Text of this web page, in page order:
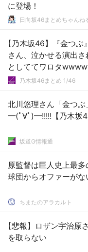
に登場！
日向坂46まとめちゃんね
【乃木坂46】『金つ
さん、泣かせる演出
としててワロタ
乃木坂46まとめ 1/46
北川悠理さん「金つ
━(ﾟ∀ﾟ)━!!!!!【乃木坂
坂道G情報通
原監督は巨人史上最
球団からオファーがな
ちまたのアラカルト
【悲報】ロザン宇治原
を取らない